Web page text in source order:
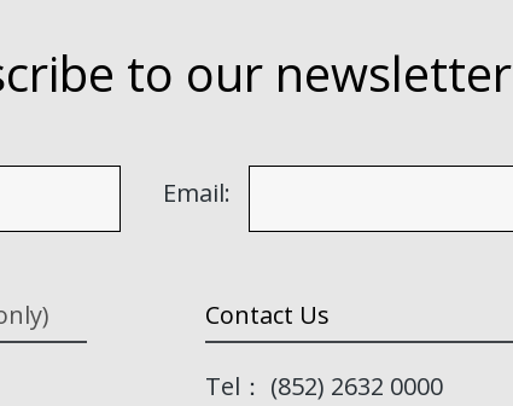
to our newsletter
Email:
Contact Us
Tel： (852) 2632 0000